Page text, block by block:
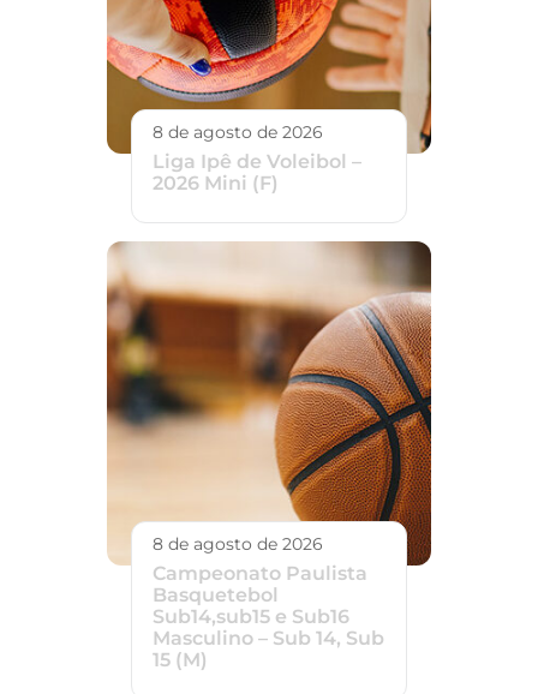
8 de agosto de 2026
Liga Ipê de Voleibol –
2026 Mini (F)
8 de agosto de 2026
Campeonato Paulista
Basquetebol
Sub14,sub15 e Sub16
Masculino – Sub 14, Sub
15 (M)